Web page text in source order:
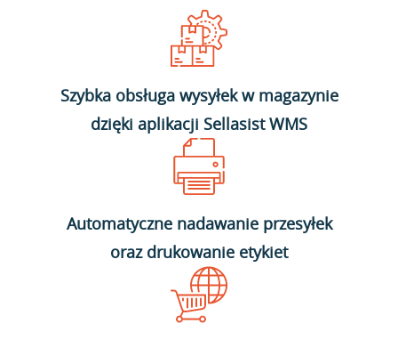
Szybka obsługa wysyłek w magazynie
dzięki aplikacji Sellasist WMS
Automatyczne nadawanie przesyłek
oraz drukowanie etykiet